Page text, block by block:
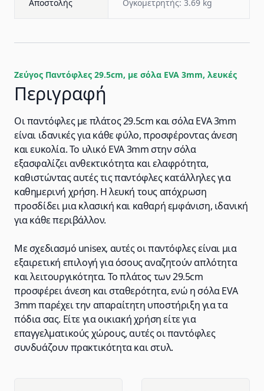
Αποστολής
Ογκομετρητής: 3.69 kg
Ζεύγος Παντόφλες 29.5cm, με σόλα EVA 3mm, λευκές
Περιγραφή
Οι παντόφλες με πλάτος 29.5cm και σόλα EVA 3mm
είναι ιδανικές για κάθε φύλο, προσφέροντας άνεση
και ευκολία. Το υλικό EVA 3mm στην σόλα
εξασφαλίζει ανθεκτικότητα και ελαφρότητα,
καθιστώντας αυτές τις παντόφλες κατάλληλες για
καθημερινή χρήση. Η λευκή τους απόχρωση
προσδίδει μια κλασική και καθαρή εμφάνιση, ιδανική
για κάθε περιβάλλον.
Με σχεδιασμό unisex, αυτές οι παντόφλες είναι μια
εξαιρετική επιλογή για όσους αναζητούν απλότητα
και λειτουργικότητα. Το πλάτος των 29.5cm
προσφέρει άνεση και σταθερότητα, ενώ η σόλα EVA
3mm παρέχει την απαραίτητη υποστήριξη για τα
πόδια σας. Είτε για οικιακή χρήση είτε για
επαγγελματικούς χώρους, αυτές οι παντόφλες
συνδυάζουν πρακτικότητα και στυλ.